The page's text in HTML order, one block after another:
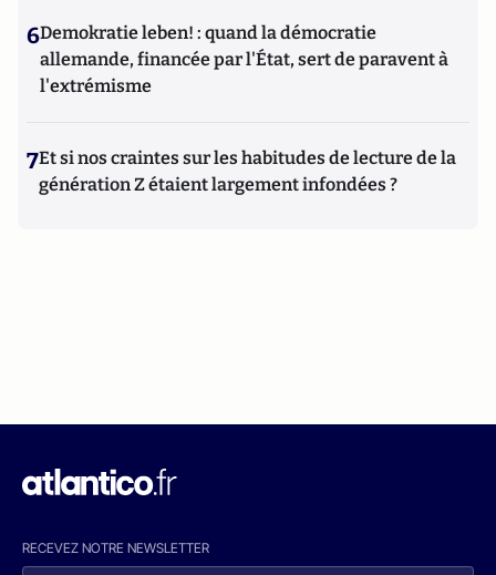
6Demokratie leben! : quand la démocratie
allemande, financée par l'État, sert de paravent à
l'extrémisme
7Et si nos craintes sur les habitudes de lecture de la
génération Z étaient largement infondées ?
RECEVEZ NOTRE NEWSLETTER